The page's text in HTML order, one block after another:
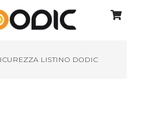
LISTINO DODIC